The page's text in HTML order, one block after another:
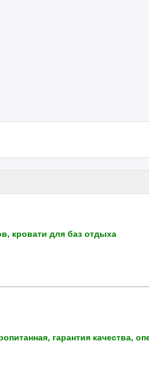
кровати для баз отдыха
гарантия качества,